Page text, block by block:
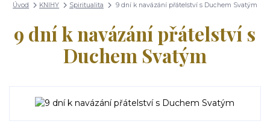
Úvod KNIHY Spiritualita 9 dní k navázání přátelství s Duchem Svatým
9 dní k navázání přátelství s
Duchem Svatým